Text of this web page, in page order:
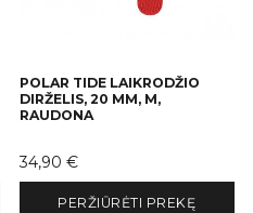
POLAR TIDE LAIKRODŽIO
DIRŽELIS, 20 MM, M,
RAUDONA
Kaina
34,90 €
PERŽIŪRĖTI PREKĘ